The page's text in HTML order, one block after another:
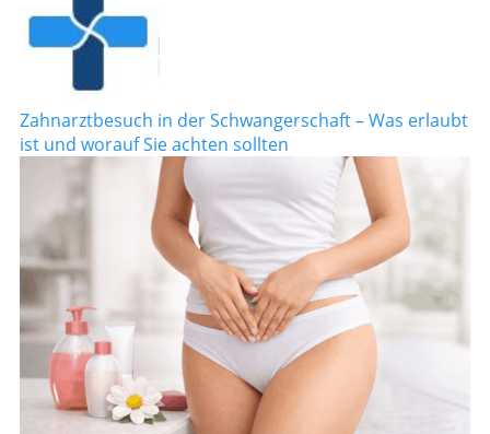
Zahnarztbesuch in der Schwangerschaft – Was erlaubt
ist und worauf Sie achten sollten